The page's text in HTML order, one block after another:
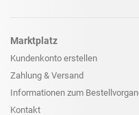
Marktplatz
Kundenkonto erstellen
Zahlung & Versand
Informationen zum
Kontakt